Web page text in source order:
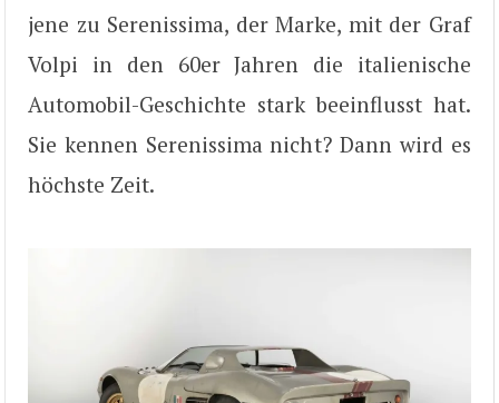
jene zu Serenissima, der Marke, mit der Graf
Volpi in den 60er Jahren die italienische
Automobil-Geschichte stark beeinflusst hat.
Sie kennen Serenissima nicht? Dann wird es
höchste Zeit.